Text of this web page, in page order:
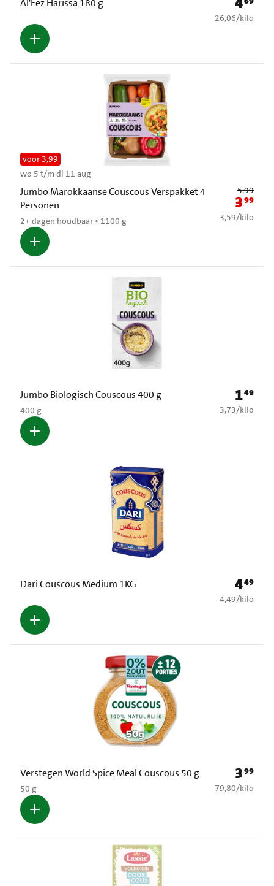
Al'Fez Harissa 180 g
€ 26,06 per kilo
26,06/kilo
Jumbo Marokkaanse Couscous Verspakket 4
Personen
2+ dagen houdbaar • 1100 g
voor 3,99
wo 5 t/m di 11 aug
Oude prijs: €
5,99
Nieuwe
399
€ 3,59 per kilo
3,59/kilo
Jumbo Biologisch Couscous 400 g
400 g
Prijs: €
149
€ 3,73 per kilo
3,73/kilo
Dari Couscous Medium 1KG Prijs: €
449
€ 4,49 per kilo
4,49/kilo
Verstegen World Spice Meal Couscous 50 g
50 g
Prijs: €
399
€ 79,80 per kilo
79,80/kilo